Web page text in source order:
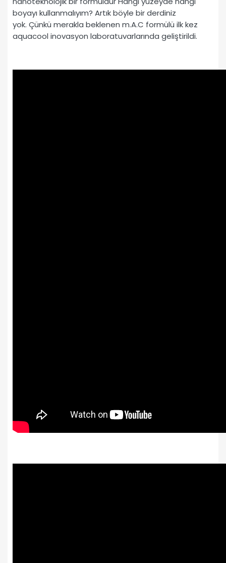
boyayı kullanmalıyım? Artık böyle bir derdiniz
yok. Çünkü merakla beklenen m.A.C formülü ilk kez
aquacool inovasyon laboratuvarlarında geliştirildi.